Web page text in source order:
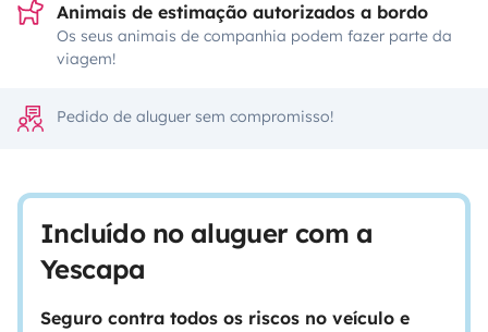
Animais de estimação autorizados a bordo
Os seus animais de companhia podem fazer parte da
viagem!
Pedido de aluguer sem compromisso!
Incluído no aluguer com a
Yescapa
Seguro contra todos os riscos no veículo e